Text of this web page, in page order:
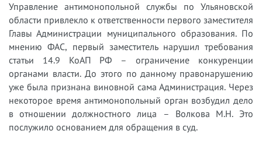
Управление антимонопольной службы по Ульяновской
области привлекло к ответственности первого заместителя
Главы Администрации муниципального образования. По
мнению ФАС, первый заместитель нарушил требования
статьи 14.9 КоАП РФ – ограничение конкуренции
органами власти. До этого по данному правонарушению
уже была признана виновной сама Администрация. Через
некоторое время антимонопольный орган возбудил дело
в отношении должностного лица – Волкова М.Н. Это
послужило основанием для обращения в суд.